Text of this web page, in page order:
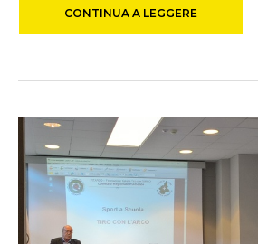
CONTINUA A LEGGERE